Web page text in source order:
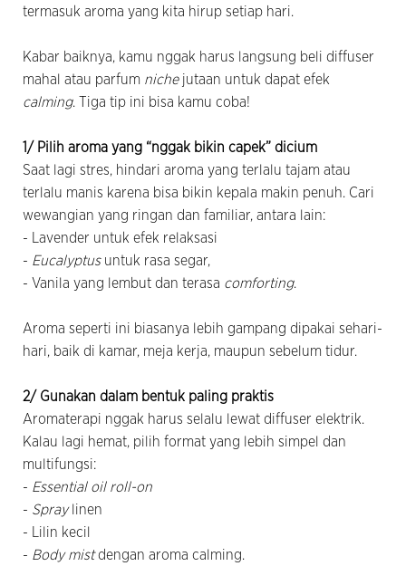
termasuk aroma yang kita hirup setiap hari.
Kabar baiknya, kamu nggak harus langsung beli diffuser
mahal atau parfum niche jutaan untuk dapat efek
calming. Tiga tip ini bisa kamu coba!
1/ Pilih aroma yang “nggak bikin capek” dicium
Saat lagi stres, hindari aroma yang terlalu tajam atau
terlalu manis karena bisa bikin kepala makin penuh. Cari
wewangian yang ringan dan familiar, antara lain:
- Lavender untuk efek relaksasi
- Eucalyptus untuk rasa segar,
- Vanila yang lembut dan terasa comforting.
Aroma seperti ini biasanya lebih gampang dipakai sehari-
hari, baik di kamar, meja kerja, maupun sebelum tidur.
2/ Gunakan dalam bentuk paling praktis
Aromaterapi nggak harus selalu lewat diffuser elektrik.
Kalau lagi hemat, pilih format yang lebih simpel dan
multifungsi:
- Essential oil roll-on
- Spray linen
- Lilin kecil
- Body mistdengan aroma calming.